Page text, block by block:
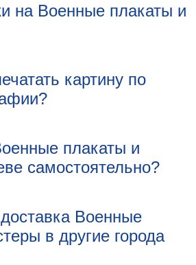
на Военные плакаты и
картину по
плакаты и
самостоятельно?
Военные
в другие города